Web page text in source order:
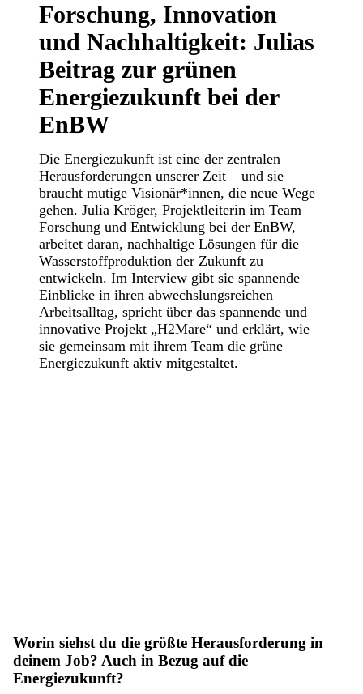
Forschung, Innovation
und Nachhaltigkeit: Julias
Beitrag zur grünen
Energiezukunft bei der
EnBW
Die Energiezukunft ist eine der zentralen
Herausforderungen unserer Zeit – und sie
braucht mutige Visionär*innen, die neue Wege
gehen. Julia Kröger, Projektleiterin im Team
Forschung und Entwicklung bei der EnBW,
arbeitet daran, nachhaltige Lösungen für die
Wasserstoffproduktion der Zukunft zu
entwickeln. Im Interview gibt sie spannende
Einblicke in ihren abwechslungsreichen
Arbeitsalltag, spricht über das spannende und
innovative Projekt „H2Mare“ und erklärt, wie
sie gemeinsam mit ihrem Team die grüne
Energiezukunft aktiv mitgestaltet.
Worin siehst du die größte Herausforderung in
deinem Job? Auch in Bezug auf die
Energiezukunft?